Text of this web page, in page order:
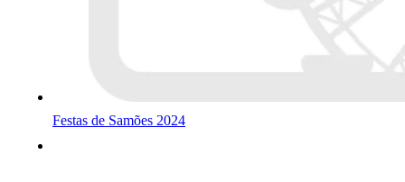
Festas de Samões 2024